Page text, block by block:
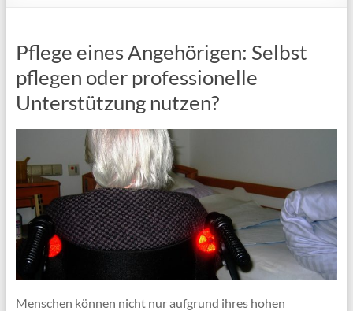
Pflege eines Angehörigen: Selbst
pflegen oder professionelle
Unterstützung nutzen?
Menschen können nicht nur aufgrund ihres hohen